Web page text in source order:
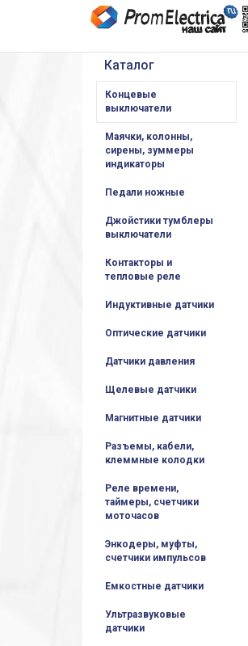
Каталог
Концевые
выключатели
Маячки, колонны,
сирены, зуммеры
индикаторы
Педали ножные
Джойстики тумблеры
выключатели
Контакторы и
тепловые реле
Индуктивные датчики
Оптические датчики
Датчики давления
Щелевые датчики
Магнитные датчики
Разъемы, кабели,
клеммные колодки
Реле времени,
таймеры, счетчики
моточасов
Энкодеры, муфты,
счетчики импульсов
Емкостные датчики
Ультразвуковые
датчики